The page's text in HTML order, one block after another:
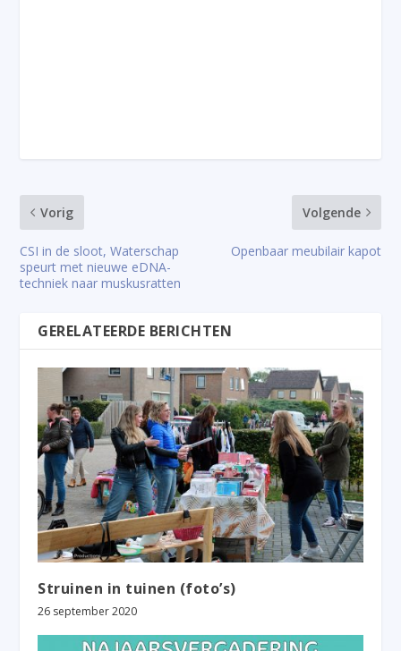
Vorig
CSI in de sloot, Waterschap
speurt met nieuwe eDNA-
techniek naar muskusratten
Volgende
Openbaar meubilair kapot
GERELATEERDE BERICHTEN
Struinen in tuinen (foto’s)
26 september 2020